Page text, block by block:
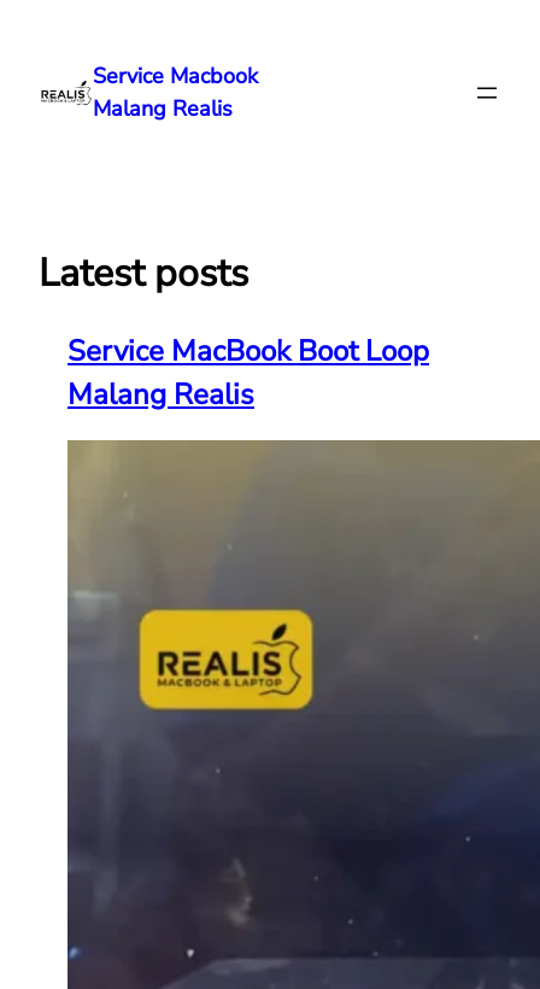
Service Macbook
Malang Realis
Latest posts
Service MacBook Boot Loop
Malang Realis